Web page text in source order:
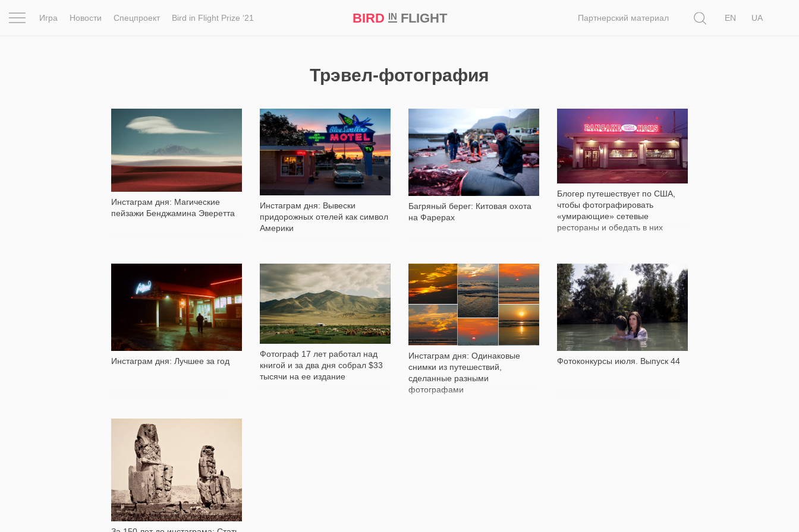
Игра Новости Спецпроект Bird in Flight Prize ‘21 BIRD INFLIGHT Партнерский материал
EN
UA
Трэвел-фотография
Инстаграм дня: Магические
пейзажи Бенджамина Эверетта
Инстаграм дня: Вывески
придорожных отелей как символ
Америки
777
Багряный берег: Китовая охота
на Фарерах
Блогер путешествует по США,
чтобы фотографировать
«умирающие» сетевые
рестораны и обедать в них
932
Инстаграм дня: Лучшее за год
2 495
Фотограф 17 лет работал над
книгой и за два дня собрал $33
тысячи на ее издание
1 745
Инстаграм дня: Одинаковые
снимки из путешествий,
сделанные разными
фотографами
3 304
Фотоконкурсы июля. Выпуск 44
2 183
4 563